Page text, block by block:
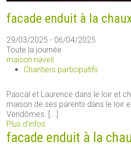
facade enduit à la
29/03/2025 - 06/04/2025
Toute la journée
maison naveil
Chantiers participatifs
Pascal et Laurence dans le loir et
maison de ses parents dans le loir
Vendômes. [...]
Plus d’infos
facade enduit à la